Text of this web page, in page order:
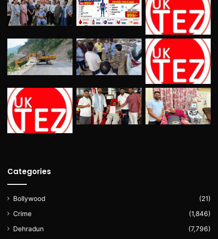
Categories
Bollywood
(21)
Crime
(1,846)
Dehradun
(7,796)